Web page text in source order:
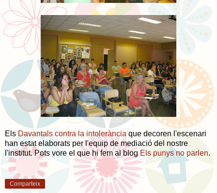
Els Davantals contra la intolerància que decoren l'escenari
han estat elaborats per l'equip de mediació del nostre
l'institut. Pots vore el que hi fem al blogEls punys no parlen.
Comparteix